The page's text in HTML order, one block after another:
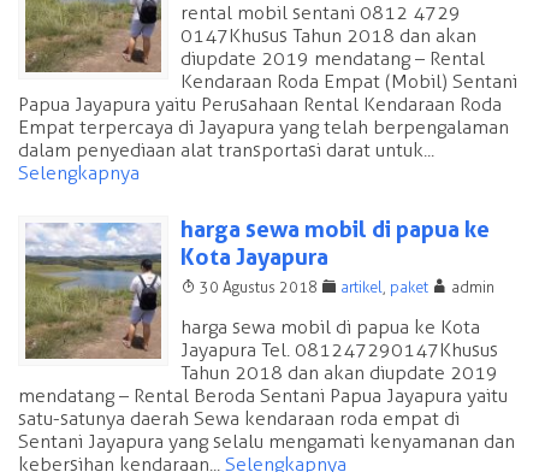
rental mobil sentani 0812 4729
0147 Khusus Tahun 2018 dan akan
diupdate 2019 mendatang – Rental
Kendaraan Roda Empat (Mobil) Sentani
Papua Jayapura yaitu Perusahaan Rental Kendaraan Roda
Empat terpercaya di Jayapura yang telah berpengalaman
dalam penyediaan alat transportasi darat untuk...
Selengkapnya
harga sewa mobil di papua ke
Kota Jayapura
T 30 Agustus 2018 F artikel, paket A admin
harga sewa mobil di papua ke Kota
Jayapura Tel. 081247290147 Khusus
Tahun 2018 dan akan diupdate 2019
mendatang – Rental Beroda Sentani Papua Jayapura yaitu
satu-satunya daerah Sewa kendaraan roda empat di
Sentani Jayapura yang selalu mengamati kenyamanan dan
kebersihan kendaraan... Selengkapnya